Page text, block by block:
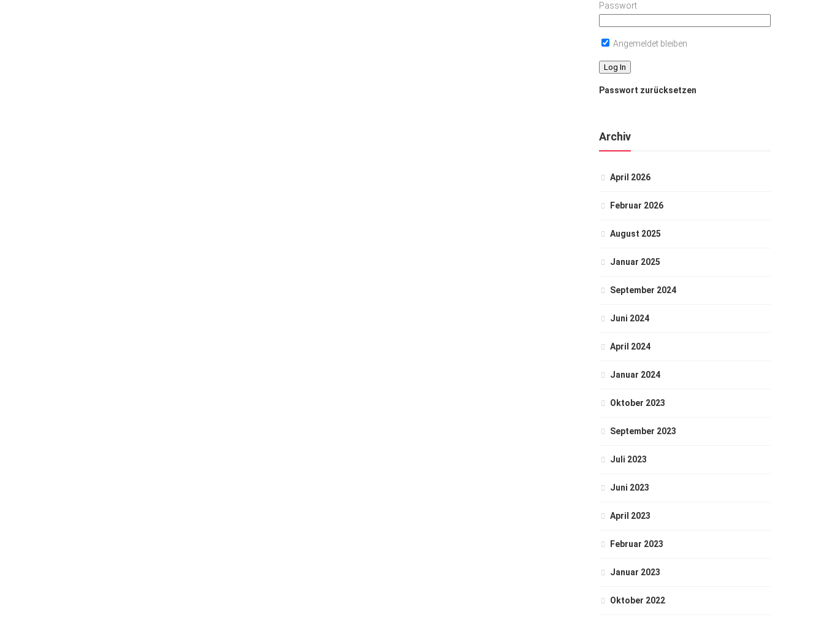
Passwort
Angemeldet bleiben
Passwort zurücksetzen
Archiv
April 2026
Februar 2026
August 2025
Januar 2025
September 2024
Juni 2024
April 2024
Januar 2024
Oktober 2023
September 2023
Juli 2023
Juni 2023
April 2023
Februar 2023
Januar 2023
Oktober 2022